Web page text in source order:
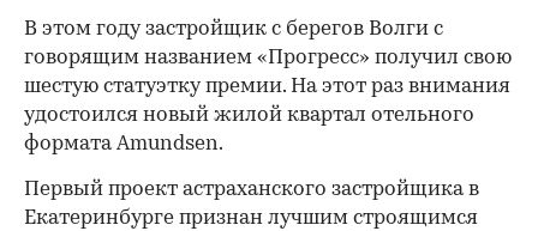
В этом году застройщик с берегов Волги с
говорящим названием «Прогресс» получил свою
шестую статуэтку премии. На этот раз внимания
удостоился новый жилой квартал отельного
формата Amundsen.
Первый проект астраханского застройщика в
Екатеринбурге признан лучшим строящимся